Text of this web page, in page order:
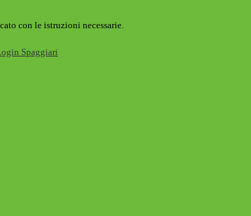
con le istruzioni necessarie.
Spaggiari